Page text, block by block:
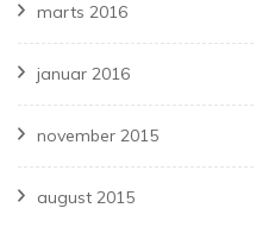
marts 2016
januar 2016
november 2015
august 2015